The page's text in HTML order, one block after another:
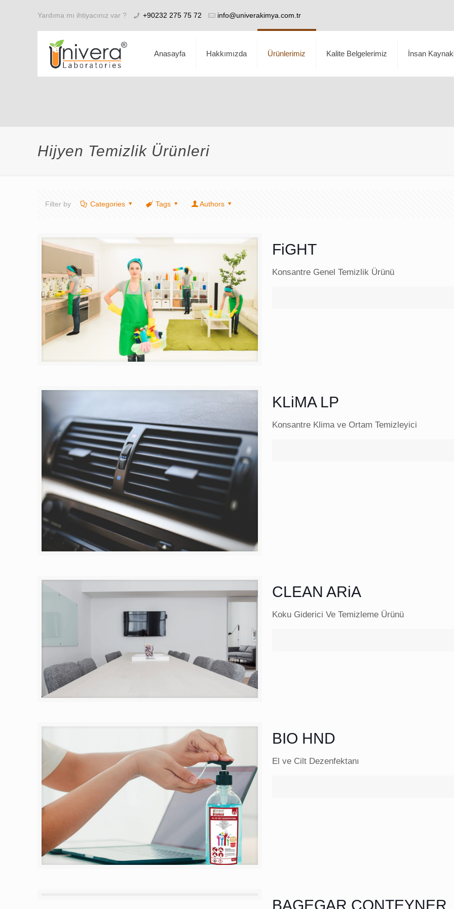
Yardıma mı ihtiyacınız var ? +90232 275 75 72 info@univerakimya.com.tr
Anasayfa Hakkımızda Ürünlerimiz Kalite Belgelerimiz İnsan
Hijyen Temizlik Ürünleri
Filter by Categories Tags Authors
FiGHT
Konsantre Genel Temizlik Ürünü
KLiMA LP
Konsantre Klima ve Ortam Temizleyici
CLEAN ARiA
Koku Giderici Ve Temizleme Ürünü
BIO HND
El ve Cilt Dezenfektanı
BAGEGAR CONTEYNER